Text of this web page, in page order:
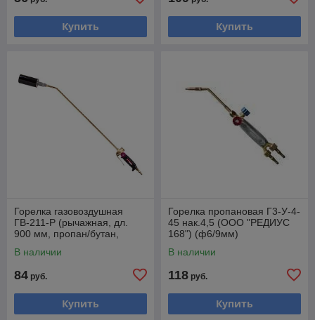
Купить Купить
Горелка газовоздушная
ГВ-211-Р (рычажная, дл.
900 мм, пропан/бутан,
168)
В наличии
84 руб.
Купить
Горелка пропановая Г3-У-4-
45 нак.4,5 (ООО "РЕДИУС
168") (ф6/9мм)
В наличии
118 руб.
Купить